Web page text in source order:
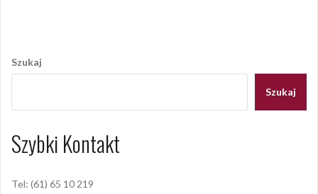
wpisu
Szukaj
Szukaj
Szybki Kontakt
Tel: (61) 65 10 219